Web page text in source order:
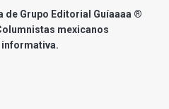
de Grupo Editorial Guíaaaa ®
mexicanos